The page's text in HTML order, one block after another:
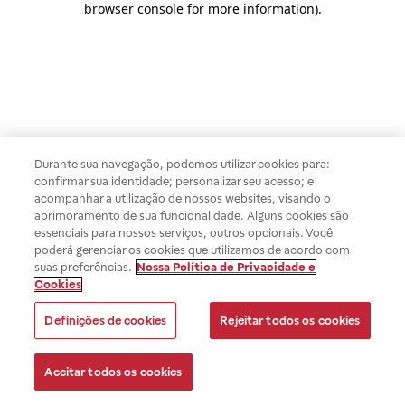
browser console for more information).
Durante sua navegação, podemos utilizar cookies para:
confirmar sua identidade; personalizar seu acesso; e
acompanhar a utilização de nossos websites, visando o
aprimoramento de sua funcionalidade. Alguns cookies são
essenciais para nossos serviços, outros opcionais. Você
poderá gerenciar os cookies que utilizamos de acordo com
suas preferências. Nossa Política de Privacidade e
Cookies
Definições de cookies Rejeitar todos os cookies
Aceitar todos os cookies